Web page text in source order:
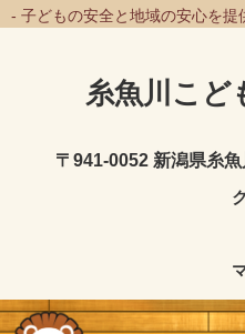
- 子どもの安全と地域の安心を提
糸魚川こど
〒941-0052 新潟県糸